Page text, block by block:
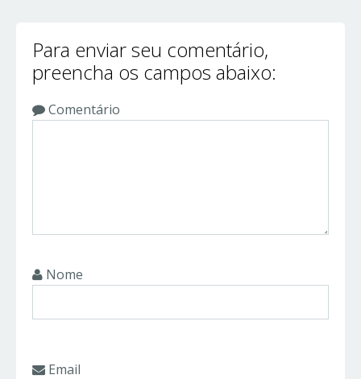
Para enviar seu comentário,
preencha os campos abaixo:
Comentário
Nome
Email